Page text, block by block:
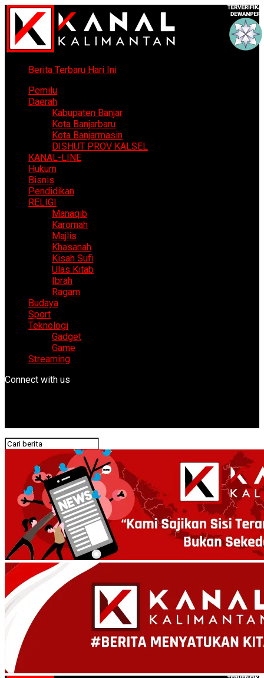
Berita Terbaru Hari Ini
Pemilu
Daerah
Kabupaten Banjar
Kota Banjarbaru
Kota Banjarmasin
DISHUT PROV KALSEL
KANAL-LINE
Hukum
Bisnis
Pendidikan
RELIGI
Manaqib
Karomah
Majlis
Khasanah
Kisah Sufi
Ulas Kitab
Ibrah
Ragam
Budaya
Sport
Teknologi
Gadget
Game
Streaming
Connect with us